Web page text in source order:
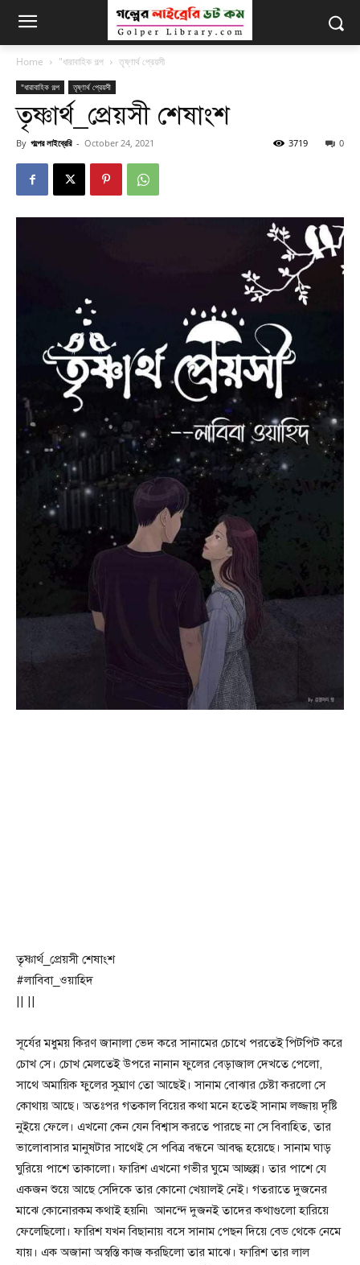
Home "ধারাবাহিক গল্প তৃষ্ণার্থ প্রেয়সী
"ধারাবাহিক গল্প তৃষ্ণার্থ প্রেয়সী
তৃষ্ণার্থ_প্রেয়সী শেষাংশ
By গল্পের লাইব্রেরি - October 24, 2021 0
3719
তৃষ্ণার্থ_প্রেয়সী শেষাংশ
#লাবিবা_ওয়াহিদ
|| ||
সূর্যের মধুময় কিরণ জানালা ভেদ করে সানামের চোখে পরতেই পিটপিট করে
চোখ সে। চোখ মেলতেই উপরে নানান ফুলের বেড়াজাল দেখতে পেলো,
সাথে অমায়িক ফুলের সুঘ্রাণ তো আছেই। সানাম বোঝার চেষ্টা করলো সে
কোথায় আছে। অতঃপর গতকাল বিয়ের কথা মনে হতেই সানাম লজ্জায় দৃষ্টি
নুইয়ে ফেলে। এখনো কেন যেন বিশ্বাস করতে পারছে না সে বিবাহিত, তার
ভালোবাসার মানুষটার সাথেই সে পবিত্র বন্ধনে আবদ্ধ হয়েছে। সানাম ঘাড়
ঘুরিয়ে পাশে তাকালো। ফারিশ এখনো গভীর ঘুমে আচ্ছন্ন। তার পাশে যে
একজন শুয়ে আছে সেদিকে তার কোনো খেয়ালই নেই। গতরাতে দুজনের
মাঝে কোনোরকম কথাই হয়নি৷ আনন্দে দুজনই তাদের কথাগুলো হারিয়ে
ফেলেছিলো। ফারিশ যখন বিছানায় বসে সানাম পেছন দিয়ে বেড থেকে নেমে
যায়। এক অজানা অস্বস্তি কাজ করছিলো তার মাঝে। ফারিশ তার লাল